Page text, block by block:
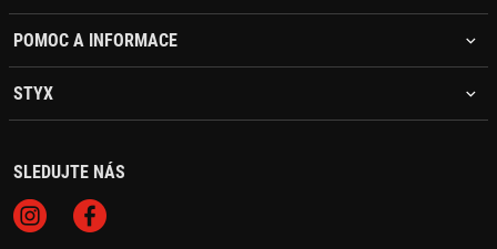
POMOC A INFORMACE
STYX
SLEDUJTE NÁS